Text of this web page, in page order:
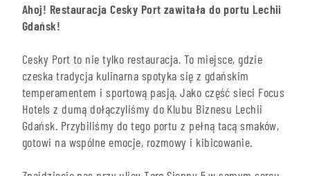
Ahoj! Restauracja Cesky Port zawitała do portu Lechii
Gdańsk!
Cesky Port to nie tylko restauracja. To miejsce, gdzie
czeska tradycja kulinarna spotyka się z gdańskim
temperamentem i sportową pasją. Jako część sieci Focus
Hotels z dumą dołączyliśmy do Klubu Biznesu Lechii
Gdańsk. Przybiliśmy do tego portu z pełną tacą smaków,
gotowi na wspólne emocje, rozmowy i kibicowanie.